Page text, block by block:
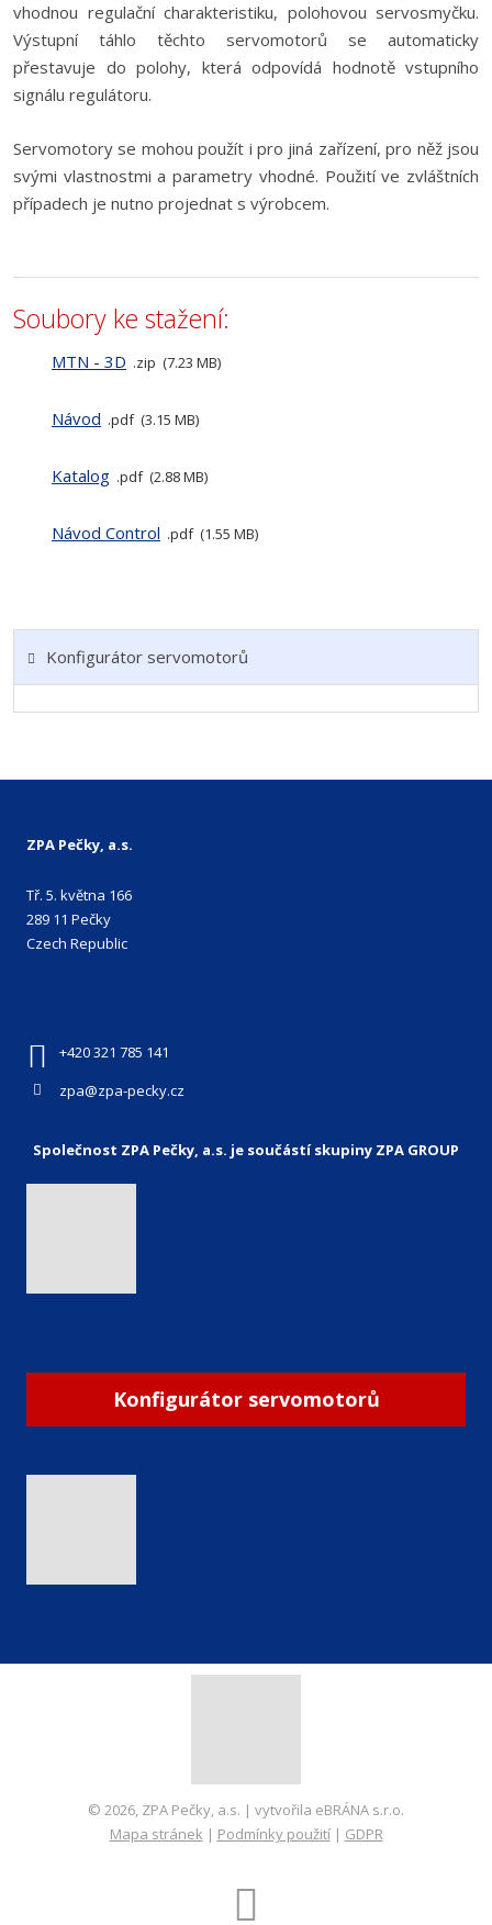
vhodnou regulační charakteristiku, polohovou servosmyčku.
Výstupní táhlo těchto servomotorů se automaticky
přestavuje do polohy, která odpovídá hodnotě vstupního
signálu regulátoru.
Servomotory se mohou použít i pro jiná zařízení, pro něž jsou
svými vlastnostmi a parametry vhodné. Použití ve zvláštních
případech je nutno projednat s výrobcem.
Soubory ke stažení:
MTN - 3D zip 7.23 MB
Návod pdf 3.15 MB
Katalog pdf 2.88 MB
Návod Control pdf 1.55 MB
Konfigurátor servomotorů
ZPA Pečky, a.s.
Tř. 5. května 166
289 11 Pečky
Czech Republic
+420 321 785 141
zpa@zpa-pecky.cz
Společnost ZPA Pečky, a.s. je součástí skupiny ZPA GROUP
Konfigurátor servomotorů
© 2026, ZPA Pečky, a.s. | vytvořila eBRÁNA s.r.o.
Mapa stránek | Podmínky použití | GDPR